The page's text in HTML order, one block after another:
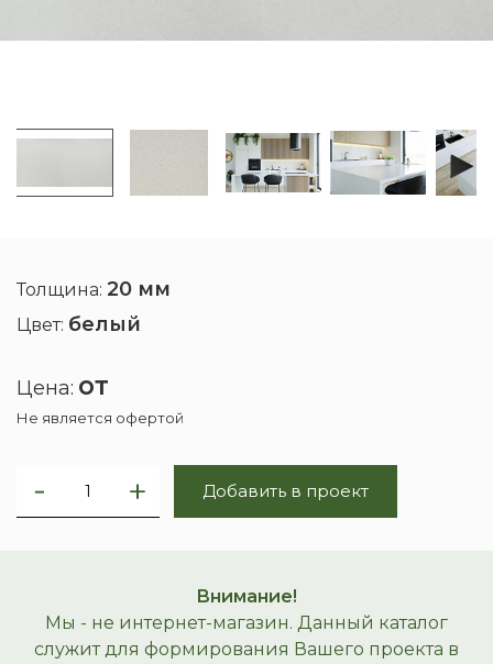
Толщина: 20 мм
Цвет: белый
Цена: от
Не является офертой
Добавить в проект
Внимание!
Мы - не интернет-магазин. Данный каталог
служит для формирования Вашего проекта в